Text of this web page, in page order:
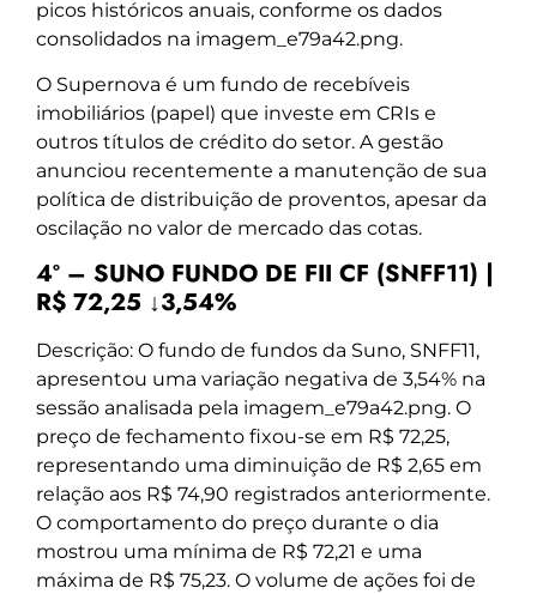
picos históricos anuais, conforme os dados
consolidados na imagem_e79a42.png.
O Supernova é um fundo de recebíveis
imobiliários (papel) que investe em CRIs e
outros títulos de crédito do setor. A gestão
anunciou recentemente a manutenção de sua
política de distribuição de proventos, apesar da
oscilação no valor de mercado das cotas.
4º – SUNO FUNDO DE FII CF (SNFF11) |
R$ 72,25 ↓3,54%
Descrição: O fundo de fundos da Suno, SNFF11,
apresentou uma variação negativa de 3,54% na
sessão analisada pela imagem_e79a42.png. O
preço de fechamento fixou-se em R$ 72,25,
representando uma diminuição de R$ 2,65 em
relação aos R$ 74,90 registrados anteriormente.
O comportamento do preço durante o dia
mostrou uma mínima de R$ 72,21 e uma
máxima de R$ 75,23. O volume de ações foi de